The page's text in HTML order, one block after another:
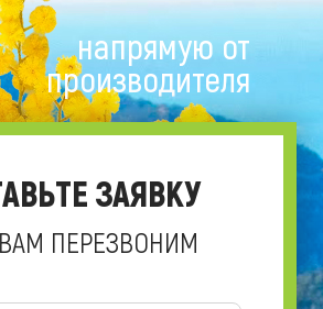
ЗАЯВКУ
ПЕРЕЗВОНИМ
напрямую от
производителя